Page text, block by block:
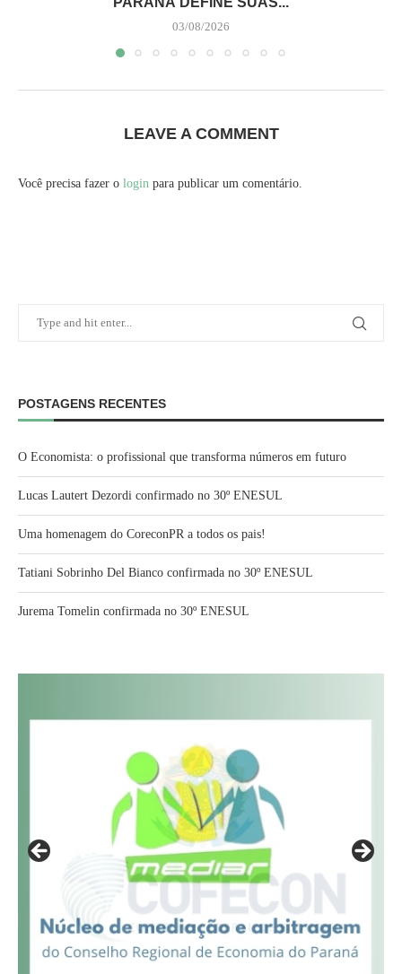
03/08/2026
LEAVE A COMMENT
Você precisa fazer o login para publicar um comentário.
POSTAGENS RECENTES
O Economista: o profissional que transforma números em futuro
Lucas Lautert Dezordi confirmado no 30º ENESUL
Uma homenagem do CoreconPR a todos os pais!
Tatiani Sobrinho Del Bianco confirmada no 30º ENESUL
Jurema Tomelin confirmada no 30º ENESUL